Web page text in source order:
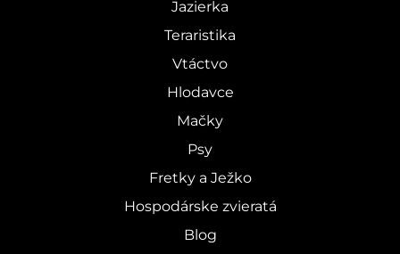
Jazierka
Teraristika
Vtáctvo
Hlodavce
Mačky
Psy
Fretky a Ježko
Hospodárske zvieratá
Blog